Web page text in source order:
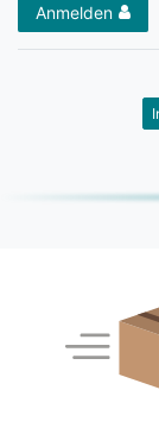
Anmelden